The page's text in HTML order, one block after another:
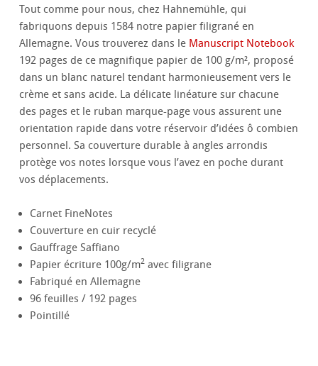
Tout comme pour nous, chez Hahnemühle, qui
fabriquons depuis 1584 notre papier filigrané en
Allemagne. Vous trouverez dans le Manuscript Notebook
192 pages de ce magnifique papier de 100 g/m², proposé
dans un blanc naturel tendant harmonieusement vers le
crème et sans acide. La délicate linéature sur chacune
des pages et le ruban marque-page vous assurent une
orientation rapide dans votre réservoir d’idées ô combien
personnel. Sa couverture durable à angles arrondis
protège vos notes lorsque vous l’avez en poche durant
vos déplacements.
Carnet FineNotes
Couverture en cuir recyclé
Gauffrage Saffiano
Papier écriture 100g/m2 avec filigrane
Fabriqué en Allemagne
96 feuilles / 192 pages
Pointillé